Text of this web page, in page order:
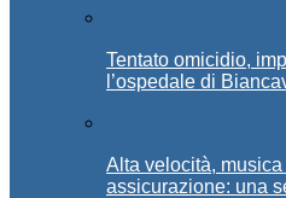
Tentato omicidio,
l’ospedale di
Alta velocità,
assicurazione: una